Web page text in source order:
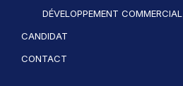
DÉVELOPPEMENT COMMERCIAL
CANDIDAT
CONTACT